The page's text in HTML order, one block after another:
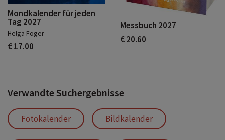
Mondkalender für jeden
Tag 2027
Helga Föger
€ 17.00
Messbuch 2027
€ 20.60
Verwandte Suchergebnisse
Fotokalender Bildkalender